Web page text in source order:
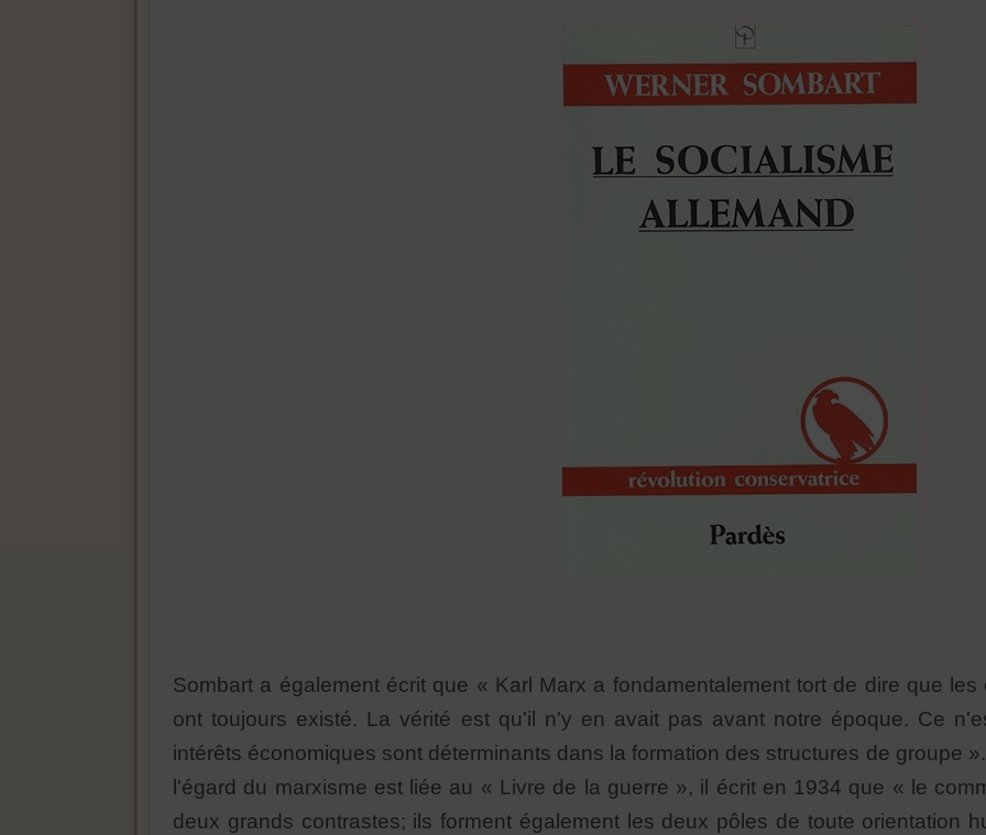
Sombart a également écrit que « Karl Marx a fondamentalement tort de dire que
ont toujours existé. La vérité est qu'il n'y en avait pas avant notre époque. Ce
intérêts économiques sont déterminants dans la formation des structures de groupe
l'égard du marxisme est liée au « Livre de la guerre », il écrit en 1934 que « le
deux grands contrastes; ils forment également les deux pôles de toute orientation